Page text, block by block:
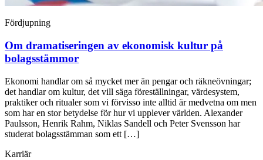
Fördjupning
Om dramatiseringen av ekonomisk kultur på
bolagsstämmor
Ekonomi handlar om så mycket mer än pengar och räkneövningar;
det handlar om kultur, det vill säga föreställningar, värdesystem,
praktiker och ritualer som vi förvisso inte alltid är medvetna om men
som har en stor betydelse för hur vi upplever världen. Alexander
Paulsson, Henrik Rahm, Niklas Sandell och Peter Svensson har
studerat bolagsstämman som ett […]
Karriär